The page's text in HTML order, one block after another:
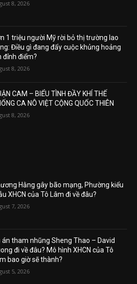
8, 2026
1 triệu người Mỹ rời bỏ thị trường lao
Điều gì đang đẩy cuộc khủng hoảng
đỉnh điểm?
8, 2026
CAM – BIỂU TÌNH ĐẦY KHÍ THẾ
CA NÔ VIỆT CỘNG QUỐC THIÊN
8, 2026
Hằng gây bão mạng, Phường kiểu
XHCN của Tô Lâm đi về đâu?
7, 2026
án tham nhũng Sheng Thao – David
đi về đâu? Mô hình XHCN của Tô
bao giờ sẽ thành?
5, 2026